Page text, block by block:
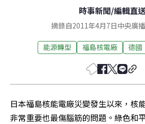
時事新聞/編輯直
摘錄自2011年4月7日中央廣
能源轉型 福島核電廠 德國
日本福島核能電廠災變發生以來，核
非常重要也最傷腦筋的問題。綠色和